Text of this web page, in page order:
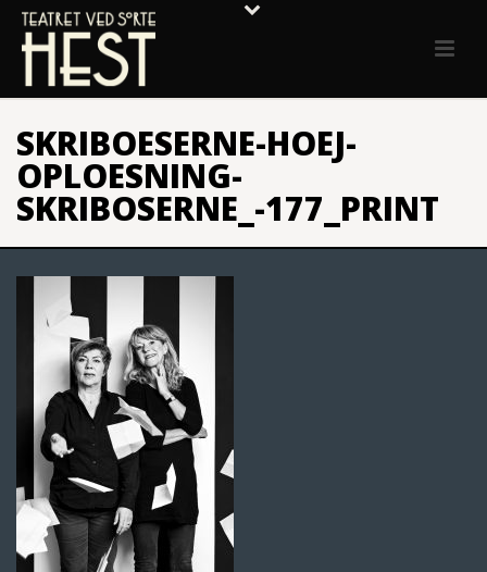
SKRIBOESERNE-HOEJ-
OPLOESNING-
SKRIBOSERNE_-177_PRINT